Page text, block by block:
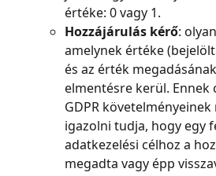
értéke: 0 vagy 1.
Hozzájárulás kérő:
amelynek értéke
és az érték
elmentésre kerül. Ennek
GDPR
igazolni tudja, hogy egy
adatkezelési célhoz a
megadta vagy épp